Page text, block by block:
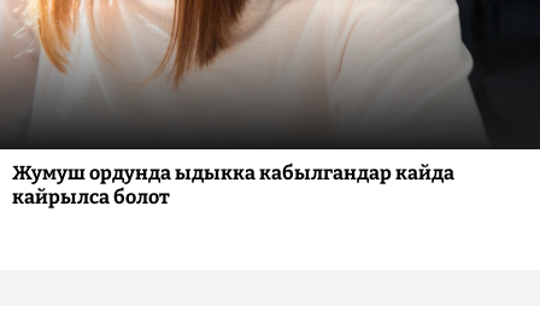
Жумуш ордунда ыдыкка кабылгандар кайда
кайрылса болот